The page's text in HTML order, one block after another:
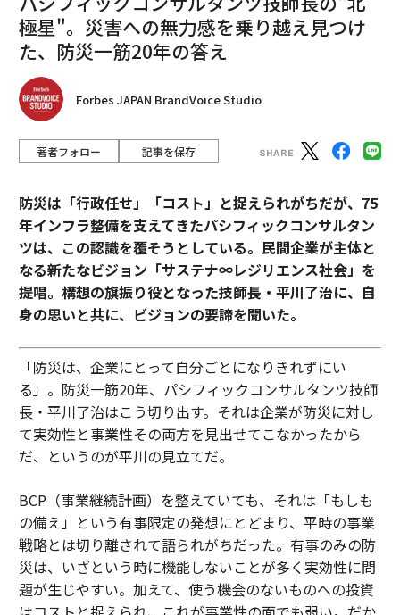
アップル、年内にテキサス州でMac Miniの生産開始 「約93兆円規模の米
国内投資」が始動
タグ：
advertisement
極星"。災害への無力感を乗り越え見つけ
た、防災一筋20年の答え
Forbes JAPAN BrandVoice Studio
著者フォロー 記事を保存
防災は「行政任せ」「コスト」と捉えられがちだが、75
年インフラ整備を支えてきたパシフィックコンサルタン
ツは、この認識を覆そうとしている。民間企業が主体と
なる新たなビジョン「サステナ∞レジリエンス社会」を
提唱。構想の旗振り役となった技師長・平川了治に、自
身の思いと共に、ビジョンの要諦を聞いた。
「防災は、企業にとって自分ごとになりきれずにい
る」。防災一筋20年、パシフィックコンサルタンツ技師
長・平川了治はこう切り出す。それは企業が防災に対し
て実効性と事業性その両方を見出せてこなかったから
だ、というのが平川の見立てだ。
BCP（事業継続計画）を整えていても、それは「もしも
の備え」という有事限定の発想にとどまり、平時の事業
戦略とは切り離されて語られがちだった。有事のみの防
災は、いざという時に機能しないことが多く実効性に問
題が生じやすい。加えて、使う機会のないものへの投資